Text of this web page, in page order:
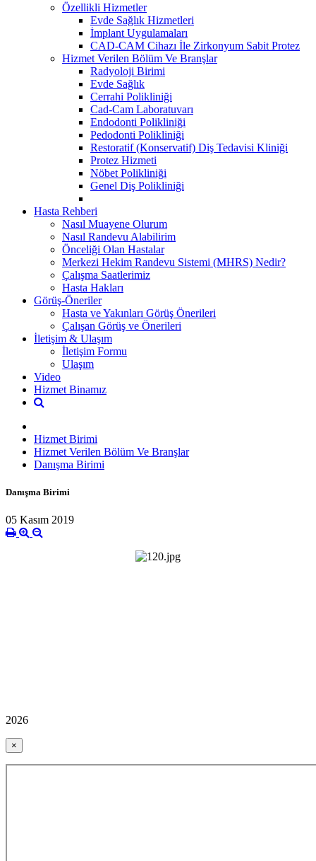
Özellikli Hizmetler
Evde Sağlık Hizmetleri
İmplant Uygulamaları
CAD-CAM Cihazı İle Zirkonyum Sabit Protez
Hizmet Verilen Bölüm Ve Branşlar
Radyoloji Birimi
Evde Sağlık
Cerrahi Polikliniği
Cad-Cam Laboratuvarı
Endodonti Polikliniği
Pedodonti Polikliniği
Restoratif (Konservatif) Diş Tedavisi Kliniği
Protez Hizmeti
Nöbet Polikliniği
Genel Diş Polikliniği
Hasta Rehberi
Nasıl Muayene Olurum
Nasıl Randevu Alabilirim
Önceliği Olan Hastalar
Merkezi Hekim Randevu Sistemi (MHRS) Nedir?
Çalışma Saatlerimiz
Hasta Hakları
Görüş-Öneriler
Hasta ve Yakınları Görüş Önerileri
Çalışan Görüş ve Önerileri
İletişim & Ulaşım
İletişim Formu
Ulaşım
Video
Hizmet Binamız
Hizmet Birimi
Hizmet Verilen Bölüm Ve Branşlar
Danışma Birimi
Danışma Birimi
05 Kasım 2019
2026
×